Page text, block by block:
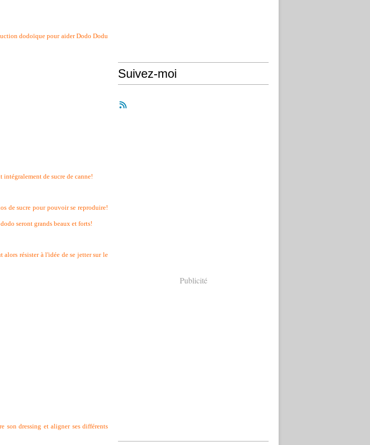
dodoïque pour aider Dodo Dodu
de sucre de canne!
de sucre pour pouvoir se reproduire!
seront grands beaux et forts!
résister à l'idée de se jetter sur le
son dressing et aligner ses différents
Suivez-moi
Publicité